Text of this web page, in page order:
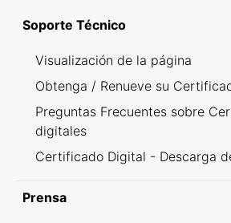
Soporte Técnico
Visualización de la página
Obtenga / Renueve su
Preguntas Frecuentes sobre
digitales
Certificado Digital - Descarga
Prensa